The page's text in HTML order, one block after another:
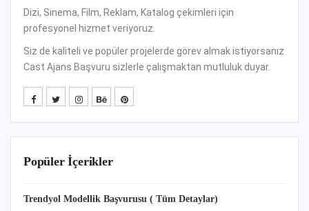
Dizi, Sinema, Film, Reklam, Katalog çekimleri için
profesyonel hizmet veriyoruz.
Siz de kaliteli ve popüler projelerde görev almak istiyorsanız
Cast Ajans Başvuru sizlerle çalışmaktan mutluluk duyar.
Popüler İçerikler
Trendyol Modellik Başvurusu ( Tüm Detaylar)